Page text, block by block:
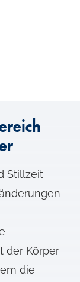
Stillzeit
der Körper
die